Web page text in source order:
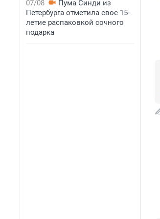
07/08
Пума Синди из
Петербурга отметила свое 15-
летие распаковкой сочного
подарка